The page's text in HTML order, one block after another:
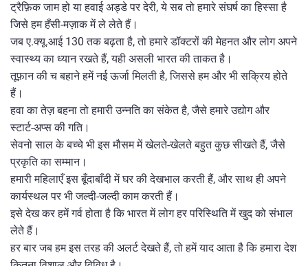
ट्रैफ़िक जाम हो या हवाई अड्डे पर देरी, ये सब तो हमारे संघर्ष का हिस्सा है
जिसे हम हँसी‑मज़ाक में ले लेते हैं।
जब ए.क्यू.आई 130 तक बढ़ता है, तो हमारे डॉक्टरों की मेहनत और लोग अपने
स्वास्थ्य का ध्यान रखते हैं, यही असली भारत की ताकत है।
तूफ़ान की च बहाने हमें नई ऊर्जा मिलती है, जिससे हम और भी सक्रिय होते
हैं।
हवा का तेज़ बहना तो हमारी उन्नति का संकेत है, जैसे हमारे उद्योग और
स्टार्ट‑अप्स की गति।
सेवनो साल के बच्चे भी इस मौसम में खेलते‑खेलते बहुत कुछ सीखते हैं, जैसे
प्रकृति का सम्मान।
हमारी महिलाएँ इस बूँदाबाँदी में घर की देखभाल करती हैं, और साथ ही अपने
कार्यस्थल पर भी जल्दी‑जल्दी काम करती हैं।
इसे देख कर हमें गर्व होता है कि भारत में लोग हर परिस्थिति में खुद को संभाल
लेते हैं।
हर बार जब हम इस तरह की अलर्ट देखते हैं, तो हमें याद आता है कि हमारा देश